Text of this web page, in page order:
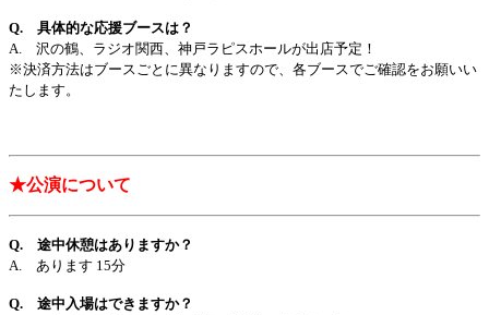
Q. 具体的な応援ブースは？
A. 沢の鶴、ラジオ関西、神戸ラピスホールが出店予定！
※決済方法はブースごとに異なりますので、各ブースでご確認をお願いい
たします。
★公演について
Q. 途中休憩はありますか？
A. あります 15分
Q. 途中入場はできますか？